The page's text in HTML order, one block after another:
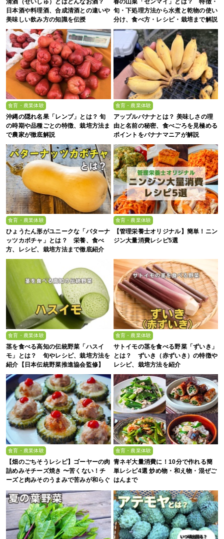
清酒（せいしゅ）とはどんなお酒？
日本酒や料理酒、合成清酒との違いや
美味しい飲み方の知識を伝授
春の山菜「ゼンマイ」とは？ 特徴・
旬・下処理方法から水煮と乾物の使い
分け、食べ方・レシピ・栽培まで解説
食育・農業体験
沖縄の隠れ名果「レンブ」とは？ 旬
の時期や品種ごとの特徴、栽培方法ま
で農家が徹底解説
食育・農業体験
アップルバナナとは？ 美味しさの理
由と名前の秘密、食べごろを見極める
ポイントをバナナマニアが解説
食育・農業体験
ひょうたん形がユニークな「バターナ
ッツカボチャ」とは？ 栄養、食べ
方、レシピ、栽培方法まで徹底紹介
食育・農業体験
【管理栄養士オリジナル】簡単！ニン
ジン大量消費レシピ5選
食育・農業体験
茎を食べる高知の伝統野菜「ハスイ
モ」とは？ 旬やレシピ、栽培方法を
紹介【日本伝統野菜推進協会監修】
食育・農業体験
サトイモの茎を食べる野菜「ずいき」
とは？ ずいき（赤ずいき）の特徴や
レシピ、栽培方法を紹介
食育・農業体験
【畑のごちそうレシピ】ゴーヤーの肉
詰めみそチーズ焼き 〜苦くない！チ
ーズと肉みそのうまみで苦みが和らぐ
食育・農業体験
青ネギ大量消費に！10分で作れる簡
単レシピ4選 炒め物・和え物・混ぜご
はんまで